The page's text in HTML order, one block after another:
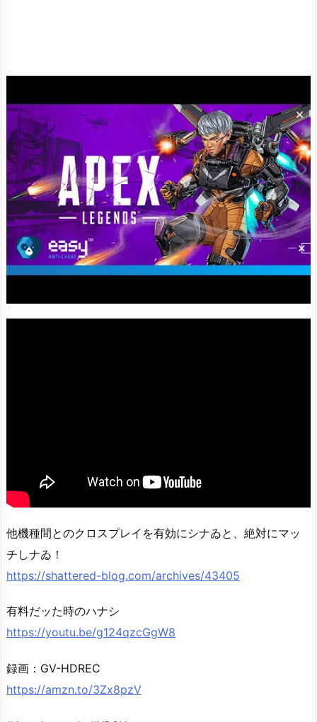
他機種間とのクロスプレイを有効にシナゐと、絶対にマッ
チしナゐ！
https://shattered-blog.com/archives/43405
有料だッた時のハナシ
https://youtu.be/g124qzcGgW8
録画：GV-HDREC
https://amzn.to/3Zx8pzV